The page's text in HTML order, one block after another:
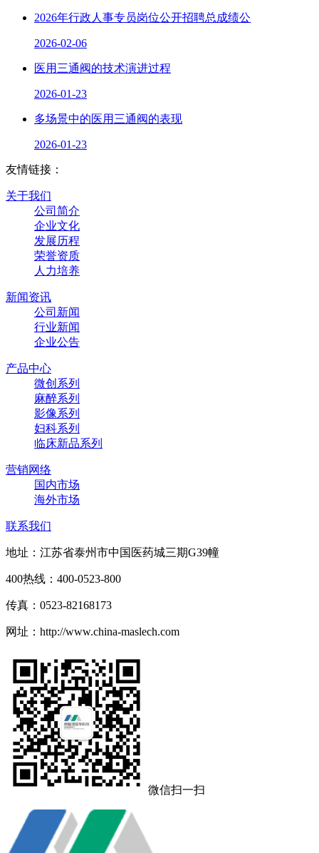
2026年行政人事专员岗位公开招聘总成绩公
2026-02-06
医用三通阀的技术演进过程
2026-01-23
多场景中的医用三通阀的表现
2026-01-23
友情链接：
关于我们
公司简介
企业文化
发展历程
荣誉资质
人力培养
新闻资讯
公司新闻
行业新闻
企业公告
产品中心
微创系列
麻醉系列
影像系列
妇科系列
临床新品系列
营销网络
国内市场
海外市场
联系我们
地址：江苏省泰州市中国医药城三期G39幢
400热线：400-0523-800
传真：0523-82168173
网址：http://www.china-maslech.com
微信扫一扫